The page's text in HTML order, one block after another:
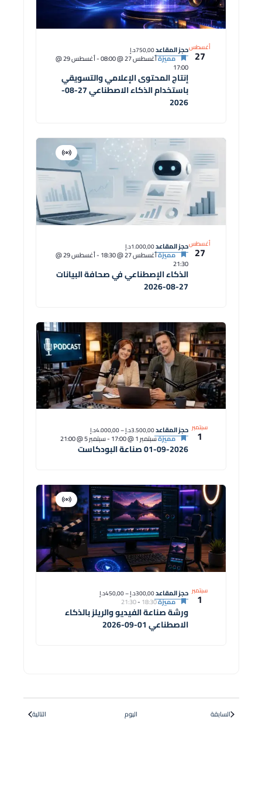
أغسطس
27
إنتاج المحتوى الإعلامي والتسويقي
باستخدام الذكاء الاصطناعي 27-08-
2026
مميزةأغسطس 27 @ 08:00 - أغسطس 29 @
17:00
حجز المقاعد750,00د.إ
أغسطس
27
الذكاء الإصطناعي في صحافة البيانات
27-08-2026
افتراضية
دورة
مميزةأغسطس 27 @ 18:30 - أغسطس 29 @
21:30
حجز المقاعد1.000,00د.إ
سبتمبر
1
01-09-2026 صناعة البودكاست
مميزةسبتمبر 1 @ 17:00 -سبتمبر 5 @ 21:00
حجز المقاعد3.500,00د.إ – 4.000,00د.إ
سبتمبر
1
ورشة صناعة الفيديو والريلز بالذكاء
الاصطناعي 01-09-2026
افتراضية
دورة
مميزة18:30
-
21:30
حجز المقاعد300,00د.إ – 450,00د.إ
الدورات
السابقة اليوم الدورات
التالية